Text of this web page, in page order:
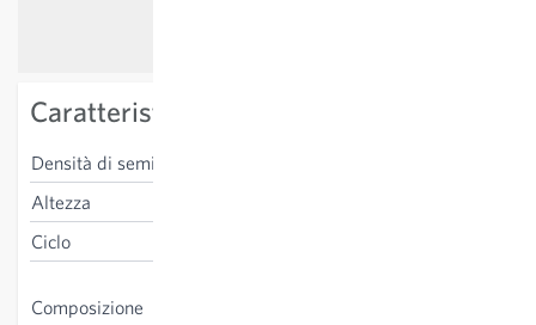
Caratteristiche specifiche della varietà
Densità di semina
Altezza
Ciclo
Composizione